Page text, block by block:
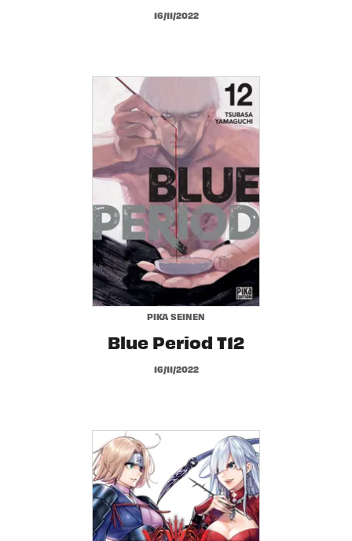
16/11/2022
PIKA SEINEN
Blue Period T12
16/11/2022